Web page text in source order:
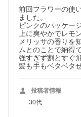
前回フラワーの使
ました。
ピンクのパッケー
上に爽やかでレモ
メリッサの香りを
ムとのことで納得
強すぎず割とすぐ
髪も手もベタベタ
投稿者情報
30代